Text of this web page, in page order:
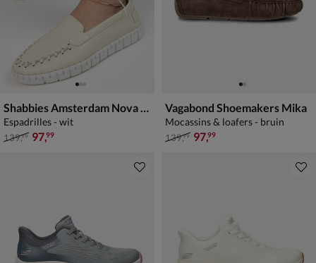
Shabbies Amsterdam Nova Lofa
Espadrilles - wit
van € 139,99 voor € 97,99
139,99 97,99
Vagabond Shoemakers Mika
Mocassins & loafers - bruin
van € 139,99 voor € 97,99
139,99 97,99